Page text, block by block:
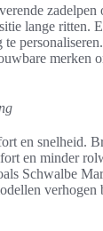
zadelpen
lange ritten.
merken
en snelheid.
en minder
Schwalbe
verhogen